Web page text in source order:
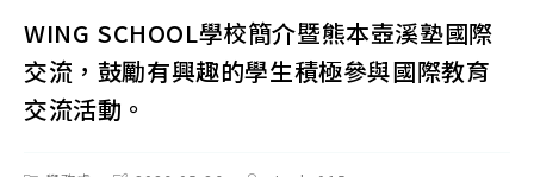
WING SCHOOL學校簡介暨熊本壺溪塾國際
交流，鼓勵有興趣的學生積極參與國際教育
交流活動。